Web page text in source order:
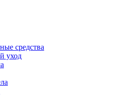
средства
уход